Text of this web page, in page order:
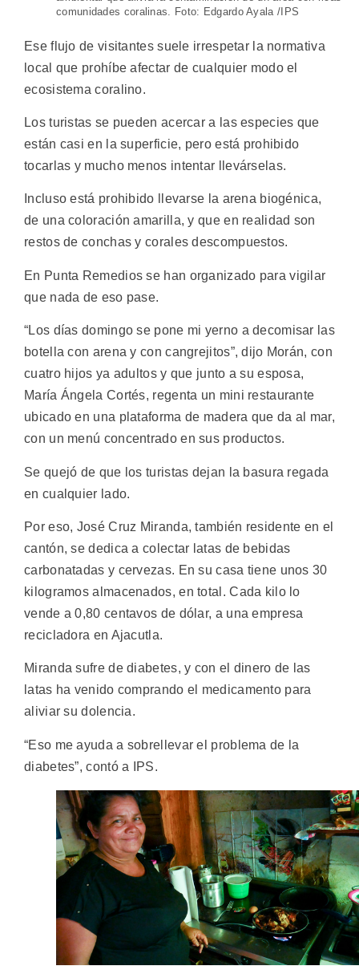
comunidades coralinas. Foto: Edgardo Ayala /IPS
Ese flujo de visitantes suele irrespetar la normativa
local que prohíbe afectar de cualquier modo el
ecosistema coralino.
Los turistas se pueden acercar a las especies que
están casi en la superficie, pero está prohibido
tocarlas y mucho menos intentar llevárselas.
Incluso está prohibido llevarse la arena biogénica,
de una coloración amarilla, y que en realidad son
restos de conchas y corales descompuestos.
En Punta Remedios se han organizado para vigilar
que nada de eso pase.
“Los días domingo se pone mi yerno a decomisar las
botella con arena y con cangrejitos”, dijo Morán, con
cuatro hijos ya adultos y que junto a su esposa,
María Ángela Cortés, regenta un mini restaurante
ubicado en una plataforma de madera que da al mar,
con un menú concentrado en sus productos.
Se quejó de que los turistas dejan la basura regada
en cualquier lado.
Por eso, José Cruz Miranda, también residente en el
cantón, se dedica a colectar latas de bebidas
carbonatadas y cervezas. En su casa tiene unos 30
kilogramos almacenados, en total. Cada kilo lo
vende a 0,80 centavos de dólar, a una empresa
recicladora en Ajacutla.
Miranda sufre de diabetes, y con el dinero de las
latas ha venido comprando el medicamento para
aliviar su dolencia.
“Eso me ayuda a sobrellevar el problema de la
diabetes”, contó a IPS.